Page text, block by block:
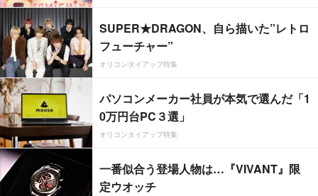
SUPER★DRAGON、自ら描いた”レトロ
フューチャー”
オリコンタイアップ特集
パソコンメーカー社員が本気で選んだ「1
0万円台PC３選」
オリコンタイアップ特集
一番似合う登場人物は…『VIVANT』限
定ウオッチ